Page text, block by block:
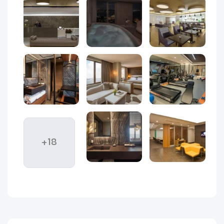
فضای هتل برای مسافرانی مناسب است که در کنار موقعیت
عالی، به اقامتی مرتب، آرام و خوش‌دسترسی هم اهمیت می‌دهند.
بعد از یک روز شلوغ در خیابان‌های استانبول، خرید از فروشگاه‌ها یا
کافه‌گردی در بی‌اوغلو، می‌توانید به محیطی راحت برگردید و برای
ادامه سفر انرژی بگیرید.
هتل ریچموند استانبول برای سفرهای دونفره، خانوادگی، کاری و
سفرهای خرید گزینه‌ای کاربردی محسوب می‌شود. این هتل
به‌خصوص برای مسافرانی جذاب است که می‌خواهند زمان کمتری را
در مسیر بگذرانند و بیشتر از لحظه‌های سفر در قلب استانبول لذت
ببرند.
برای آشنایی کامل با امکانات، اتاق‌ها، موقعیت، رستوران و
شرایط رزرو هتل ریچموند استانبول، تا انتهای این مقاله با
+18